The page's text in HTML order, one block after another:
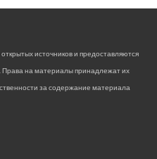
источников и предоставляются
Права на материалы принадлежат их
за содержание материала